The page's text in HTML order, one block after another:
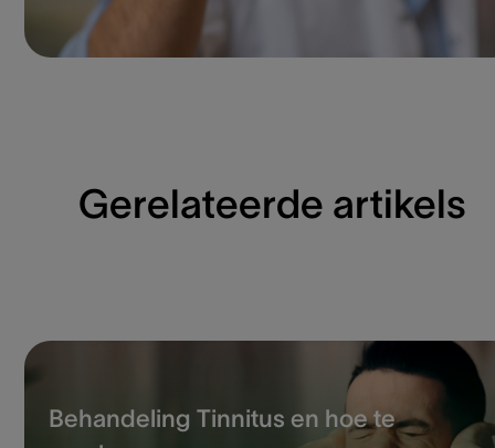
Gerelateerde artikels
Behandeling Tinnitus en hoe te